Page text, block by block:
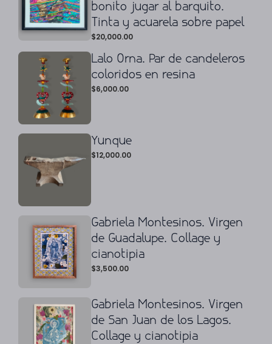
bonito jugar al barquito.
Tinta y acuarela sobre papel
$20,000.00
Lalo Orna. Par de candeleros
coloridos en resina
$6,000.00
Yunque
$12,000.00
Gabriela Montesinos. Virgen
de Guadalupe. Collage y
cianotipia
$3,500.00
Gabriela Montesinos. Virgen
de San Juan de los Lagos.
Collage y cianotipia